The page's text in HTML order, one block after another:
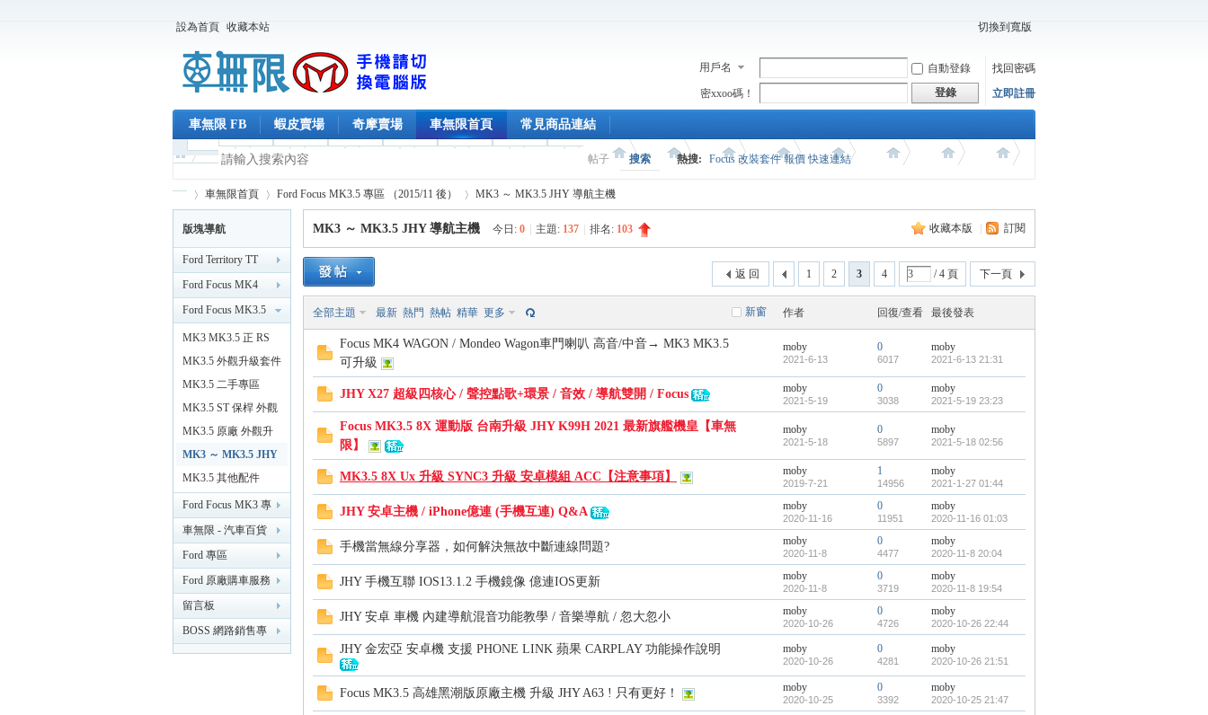
設為首頁 收藏本站 切換到寬版
用戶名 自動登錄
找回密碼
密xxoo碼！
登錄 立即註冊
車無限 FB 蝦皮賣場 奇摩賣場 車無限首頁 常見商品連結
帖子 搜索 熱搜: Focus 改裝套件 報價 快速連結
車
無
限
»
車無限首頁
›
Ford Focus MK3.5 專區 （2015/11 後） MK3 ～ MK3.5 JHY 導航主機
版塊導航
Ford Territory TT
Ford Focus MK4
MK4.5 專區
（2019/2 後）
Ford Focus MK3.5
專區 （2015/11 後）
MK3 MK3.5 正 RS
外觀
MK3.5 外觀升級套件
MK3.5 二手專區
MK3.5 ST 保桿 外觀
MK3.5 原廠 外觀升
級 7x 改 8x
MK3 ～ MK3.5 JHY
導航主機
MK3.5 其他配件
Ford Focus MK3 專
區 （2014）
車無限 - 汽車百貨
改裝 精品 【台南新
化】
Ford 專區
Ford 原廠購車服務
專區
留言板
BOSS 網路銷售專
業討論版
收藏本版 訂閱
MK3 ～ MK3.5 JHY 導航主機 今日: 0 主題: 137 排名: 103
1 2 3 4 / 4 頁 下一頁
返 回
新窗
全部主題 最新 熱門 熱帖 精華 更多 作者 回復/查看 最後發表
Focus MK4 WAGON / Mondeo Wagon車門喇叭 高音/中音→ MK3 MK3.5
可升級
moby
2021-6-13
0
6017
moby
2021-6-13 21:31
JHY X27 超級四核心 / 聲控點歌+環景 / 音效 / 導航雙開 / Focus moby
2021-5-19
0
3038
moby
2021-5-19 23:23
Focus MK3.5 8X 運動版 台南升級 JHY K99H 2021 最新旗艦機皇【車無
限】
moby
2021-5-18
0
5897
moby
2021-5-18 02:56
MK3.5 8X Ux 升級 SYNC3 升級 安卓模組 ACC【注意事項】 moby
2019-7-21
1
14956
moby
2021-1-27 01:44
JHY 安卓主機 / iPhone億連 (手機互連) Q&A moby
2020-11-16
0
11951
moby
2020-11-16 01:03
手機當無線分享器，如何解決無故中斷連線問題? moby
2020-11-8
0
4477
moby
2020-11-8 20:04
JHY 手機互聯 IOS13.1.2 手機鏡像 億連IOS更新 moby
2020-11-8
0
3719
moby
2020-11-8 19:54
JHY 安卓 車機 內建導航混音功能教學 / 音樂導航 / 忽大忽小 moby
2020-10-26
0
4726
moby
2020-10-26 22:44
JHY 金宏亞 安卓機 支援 PHONE LINK 蘋果 CARPLAY 功能操作說明 moby
2020-10-26
0
4281
moby
2020-10-26 21:51
Focus MK3.5 高雄黑潮版原廠主機 升級 JHY A63 ! 只有更好！ moby
2020-10-25
0
3392
moby
2020-10-25 21:47